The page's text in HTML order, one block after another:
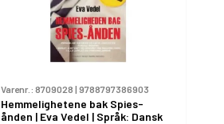
Varenr.: 8709028 | 9788797386903
Hemmelighetene bak Spies-
ånden | Eva Vedel | Språk: Dansk